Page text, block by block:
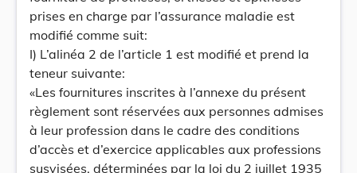
prises en charge par l’assurance maladie est
modifié comme suit:
I) L’alinéa 2 de l’article 1 est modifié et prend la
teneur suivante:
«Les fournitures inscrites à l’annexe du présent
règlement sont réservées aux personnes admises
à leur profession dans le cadre des conditions
d’accès et d’exercice applicables aux professions
susvisées, déterminées par la loi du 2 juillet 1935